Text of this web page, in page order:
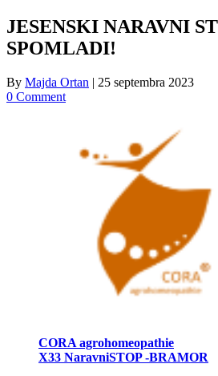
JESENSKI NARAVNI
SPOMLADI!
By Majda Ortan | 25 septembra 2023
0 Comment
CORA agrohomeopathie
X33 NaravniSTOP -BRAMOR